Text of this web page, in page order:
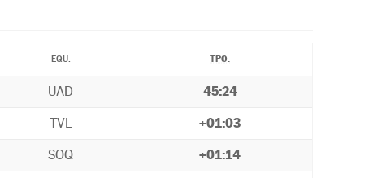
EQU. TPO.
UAD 45:24
TVL +01:03
SOQ +01:14